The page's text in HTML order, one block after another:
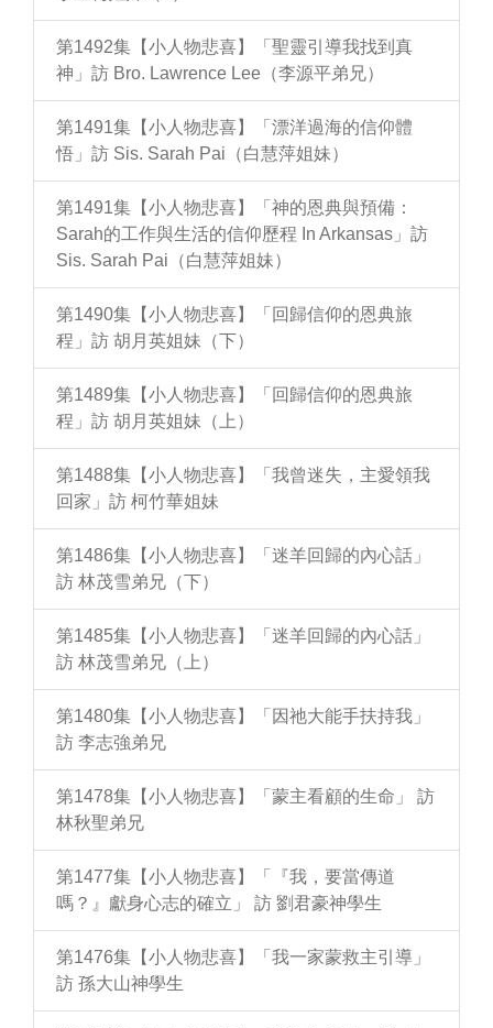
第1492集【小人物悲喜】「聖靈引導我找到真
神」訪 Bro. Lawrence Lee（李源平弟兄）
第1491集【小人物悲喜】「漂洋過海的信仰體
悟」訪 Sis. Sarah Pai（白慧萍姐妹）
第1491集【小人物悲喜】「神的恩典與預備：
Sarah的工作與生活的信仰歷程 In Arkansas」訪
Sis. Sarah Pai（白慧萍姐妹）
第1490集【小人物悲喜】「回歸信仰的恩典旅
程」訪 胡月英姐妹（下）
第1489集【小人物悲喜】「回歸信仰的恩典旅
程」訪 胡月英姐妹（上）
第1488集【小人物悲喜】「我曾迷失，主愛領我
回家」訪 柯竹華姐妹
第1486集【小人物悲喜】「迷羊回歸的內心話」
訪 林茂雪弟兄（下）
第1485集【小人物悲喜】「迷羊回歸的內心話」
訪 林茂雪弟兄（上）
第1480集【小人物悲喜】「因祂大能手扶持我」
訪 李志強弟兄
第1478集【小人物悲喜】「蒙主看顧的生命」 訪
林秋聖弟兄
第1477集【小人物悲喜】「『我，要當傳道
嗎？』獻身心志的確立」 訪 劉君豪神學生
第1476集【小人物悲喜】「我一家蒙救主引導」
訪 孫大山神學生